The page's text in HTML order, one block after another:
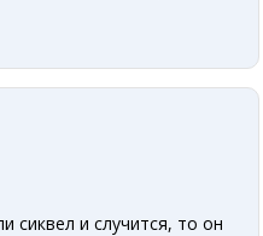
сиквел и случится, то он